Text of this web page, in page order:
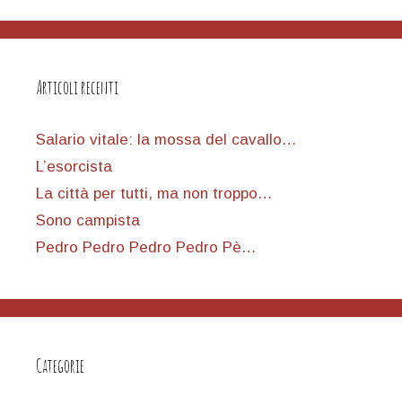
Articoli recenti
Salario vitale: la mossa del cavallo…
L’esorcista
La città per tutti, ma non troppo…
Sono campista
Pedro Pedro Pedro Pedro Pè…
Categorie